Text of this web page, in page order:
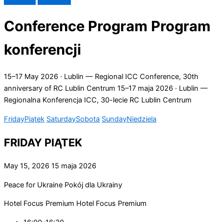
Conference Program Program
konferencji
15–17 May 2026 · Lublin — Regional ICC Conference, 30th
anniversary of RC Lublin Centrum 15–17 maja 2026 · Lublin —
Regionalna Konferencja ICC, 30-lecie RC Lublin Centrum
FridayPiątek SaturdaySobota SundayNiedziela
FRIDAY PIĄTEK
May 15, 2026 15 maja 2026
Peace for Ukraine Pokój dla Ukrainy
Hotel Focus Premium Hotel Focus Premium